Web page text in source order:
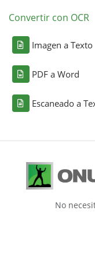
Convertir con OCR
Imagen a Texto
PDF a Word
Escaneado a
No